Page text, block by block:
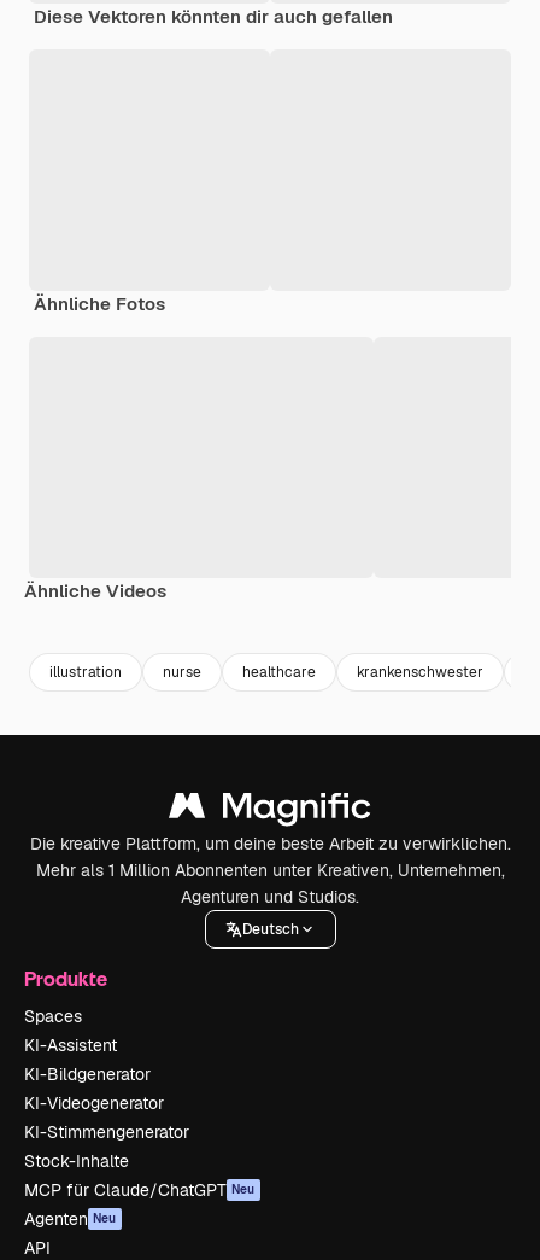
Diese Vektoren könnten dir auch gefallen
Ähnliche Fotos
Ähnliche Videos
illustration nurse healthcare krankenschwester
Die kreative Plattform, um deine beste Arbeit zu verwirklichen.
Mehr als 1 Million Abonnenten unter Kreativen, Unternehmen,
Agenturen und Studios.
Deutsch
Produkte
Spaces
KI-Assistent
KI-Bildgenerator
KI-Videogenerator
KI-Stimmengenerator
Stock-Inhalte
MCP für Claude/ChatGPT Neu
Agenten Neu
API